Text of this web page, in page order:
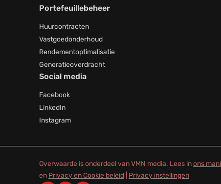
Portefeuillebeheer
Huurcontracten
Vastgoedonderhoud
Rendementoptimalisatie
Generatieoverdracht
Social media
Facebook
LinkedIn
Instagram
Overwaarde is onderdeel van VMN media. Lees inons
en Privacy en Cookie beleid Privacy instellingen